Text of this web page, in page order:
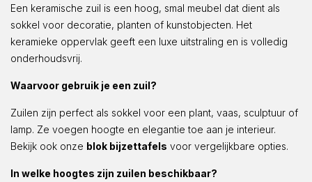
Een keramische zuil is een hoog, smal meubel dat dient als
sokkel voor decoratie, planten of kunstobjecten. Het
keramieke oppervlak geeft een luxe uitstraling en is volledig
onderhoudsvrij.
Waarvoor gebruik je een zuil?
Zuilen zijn perfect als sokkel voor een plant, vaas, sculptuur of
lamp. Ze voegen hoogte en elegantie toe aan je interieur.
Bekijk ook onze blok bijzettafels voor vergelijkbare opties.
In welke hoogtes zijn zuilen beschikbaar?